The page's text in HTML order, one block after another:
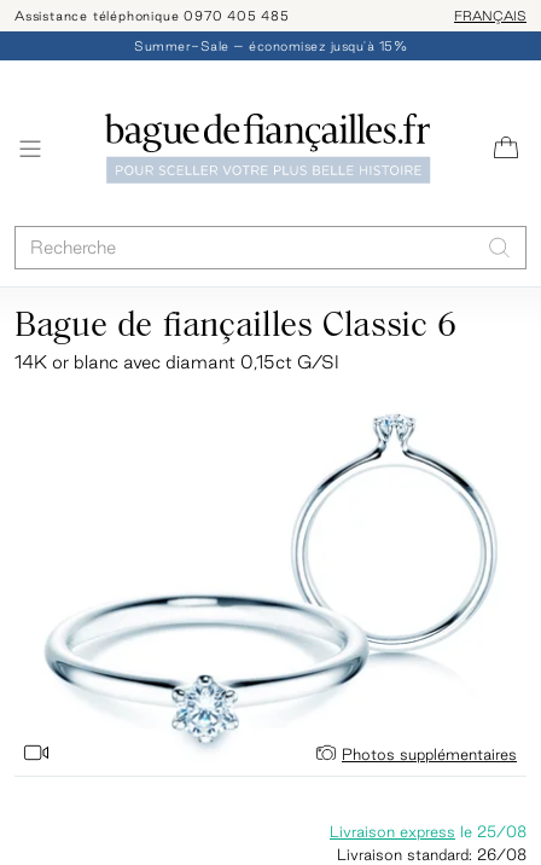
Assistance téléphonique 0970 405 485 Livraison/
FRANÇAIS
Summer-Sale – économisez jusqu'à 15%
Bague de fiançailles Classic 6
14K or blanc avec diamant 0,15ct G/SI
Photos supplémentaires
Livraison express le 25/08
Livraison standard: 26/08